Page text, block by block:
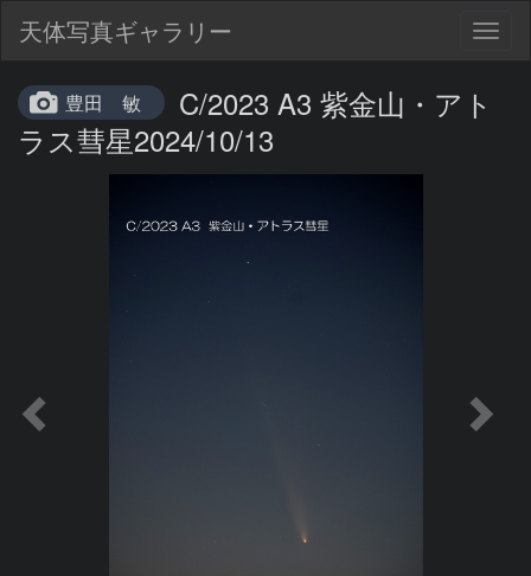
天体写真ギャラリー
豊田 敏
C/2023 A3 紫金山・アト
ラス彗星2024/10/13